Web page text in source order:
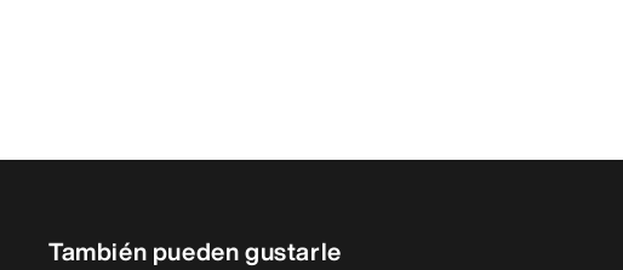
También pueden gustarle